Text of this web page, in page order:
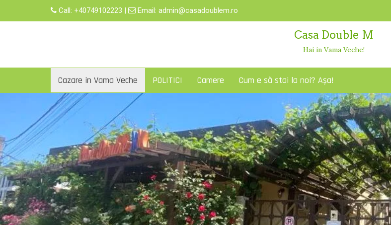
Call: +40749102223 | Email: admin@casadoublem.ro
Casa Double M
Hai in Vama Veche!
Cazare in Vama Veche POLITICI Camere Cum e să stai la noi? Așa!